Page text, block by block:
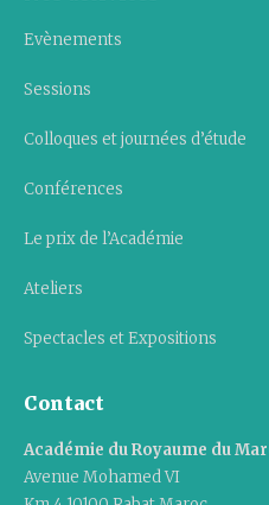
Evènements
Sessions
Colloques et journées d’étude
Conférences
Le prix de l’Académie
Ateliers
Spectacles et Expositions
Contact
Académie du Royaume du
Avenue Mohamed VI